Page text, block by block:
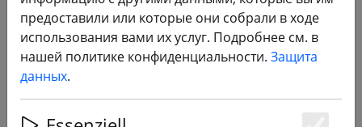
2 Artikel für die Suche nach
"smarthome" gefunden
Поиск продуктов
предоставили или которые они собрали в ходе
использования вами их услуг. Подробнее см. в
нашей политике конфиденциальности. Защита
данных.